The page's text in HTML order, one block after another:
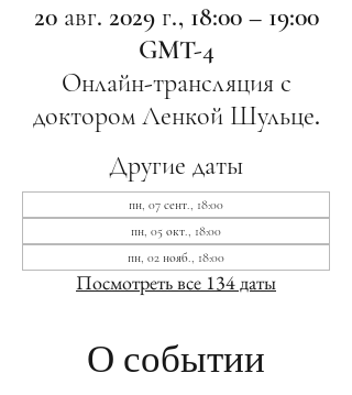
20 авг. 2029 г., 18:00 – 19:00
GMT-4
Онлайн-трансляция с
доктором Ленкой Шульце.
Другие даты
пн, 07 сент., 18:00
пн, 05 окт., 18:00
пн, 02 нояб., 18:00
Посмотреть все 134 даты
О событии